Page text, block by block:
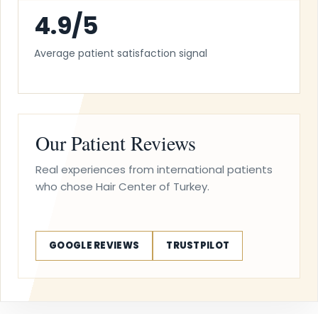
4.9/5
Average patient satisfaction signal
Our Patient Reviews
Real experiences from international patients
who chose Hair Center of Turkey.
GOOGLE REVIEWS TRUSTPILOT